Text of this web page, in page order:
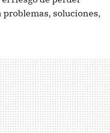
problemas, soluciones,